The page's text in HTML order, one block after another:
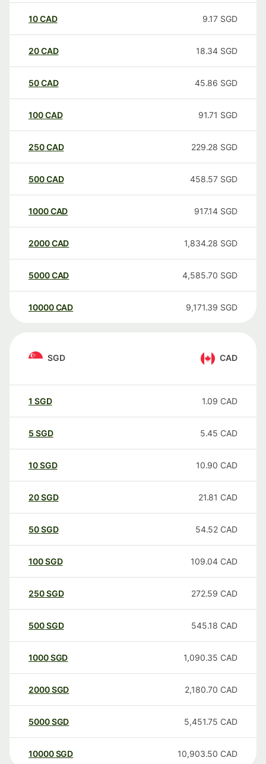
10CAD 9.17 SGD
20CAD 18.34 SGD
50CAD 45.86 SGD
100CAD 91.71 SGD
250CAD 229.28 SGD
500CAD 458.57 SGD
1000CAD 917.14 SGD
2000CAD 1,834.28 SGD
5000CAD 4,585.70 SGD
10000 CAD 9,171.39 SGD
SGD CAD
1 SGD 1.09 CAD
5 SGD 5.45 CAD
10SGD 10.90 CAD
20SGD 21.81 CAD
50SGD 54.52 CAD
100SGD 109.04 CAD
250SGD 272.59 CAD
500SGD 545.18 CAD
1000SGD 1,090.35 CAD
2000SGD 2,180.70 CAD
5000SGD 5,451.75 CAD
10000 SGD 10,903.50 CAD